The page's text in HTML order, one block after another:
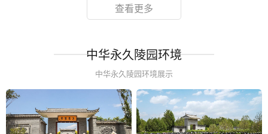
查看更多
中华永久陵园环境
中华永久陵园环境展示